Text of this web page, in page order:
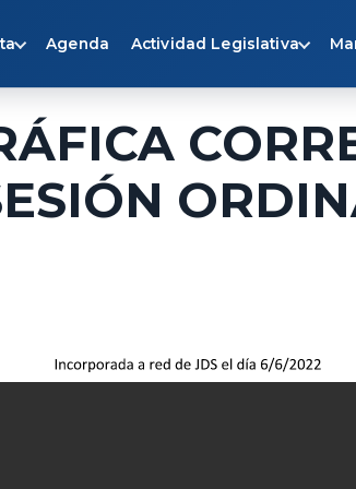
Agenda Actividad Legislativa